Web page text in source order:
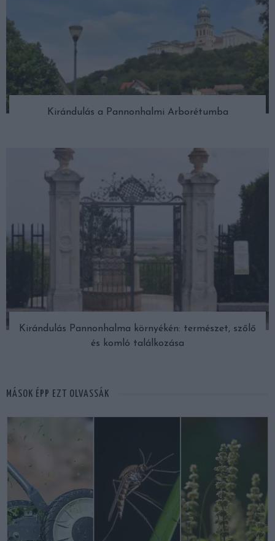
Kirándulás a Pannonhalmi Arborétumba
Kirándulás Pannonhalma környékén: természet, szőlő
és komló találkozása
MÁSOK ÉPP EZT OLVASSÁK